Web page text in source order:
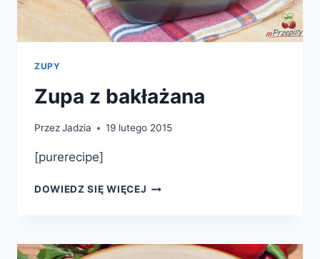
ZUPY
Zupa z bakłażana
PrzezJadzia 19 lutego 2015
[purerecipe]
DOWIEDZ SIĘ WIĘCEJ ZUPA